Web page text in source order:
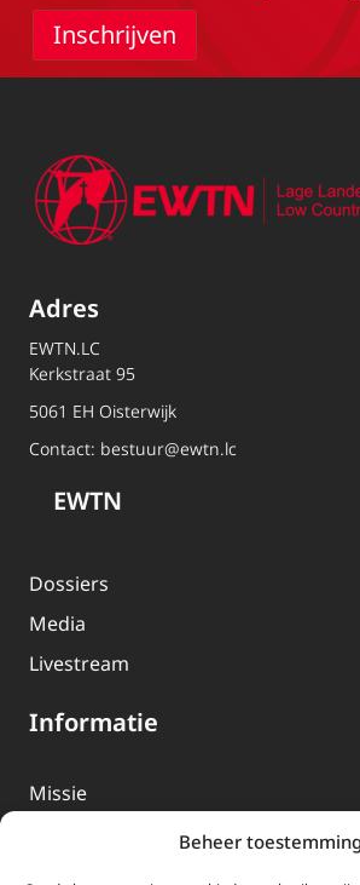
Beheer toestemming
Adres
EWTN.LC
Kerkstraat 95
5061 EH Oisterwijk
Contact: bestuur@ewtn.lc
EWTN
Dossiers
Media
Livestream
Informatie
Missie